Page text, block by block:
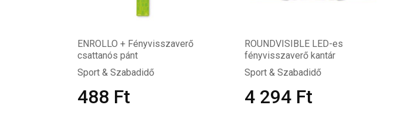
ENROLLO + Fényvisszaverő
csattanós pánt
Sport & Szabadidő
488 Ft
ROUNDVISIBLE LED-es
fényvisszaverő kantár
Sport & Szabadidő
4 294 Ft